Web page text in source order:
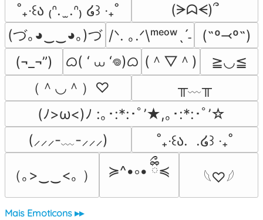
˚₊‧꒰ა ₍ᐢ.  ̫.ᐢ₎ ໒꒱ ‧₊˚
(ᗒᗣᗕ)՞
(づ｡◕‿‿◕｡)づ /ᐠ. ｡.ᐟ\ᵐᵉᵒʷˎˊ˗
(˶º⤙º˶)
(¬_¬”)
ᜊ( ‘ ⩊ ‘𖦹)ᜊ (＾▽＾)
≧◡≦
（＾◡＾）♡
╥﹏╥
(ﾉ>ω<)ﾉ :｡･:*:･ﾟ’★,｡･:*:･ﾟ’☆
(⸝⸝⸝-﹏-⸝⸝⸝)
˚₊‧꒰ა.  .໒꒱ ‧₊˚
（｡>‿‿<｡ ） ≽^•༚• ྀིྀ≼ 𓆩♡𓆪
Mais Emoticons ▸▸